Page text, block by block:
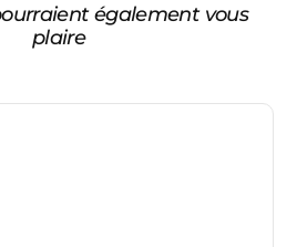
également vous
plaire